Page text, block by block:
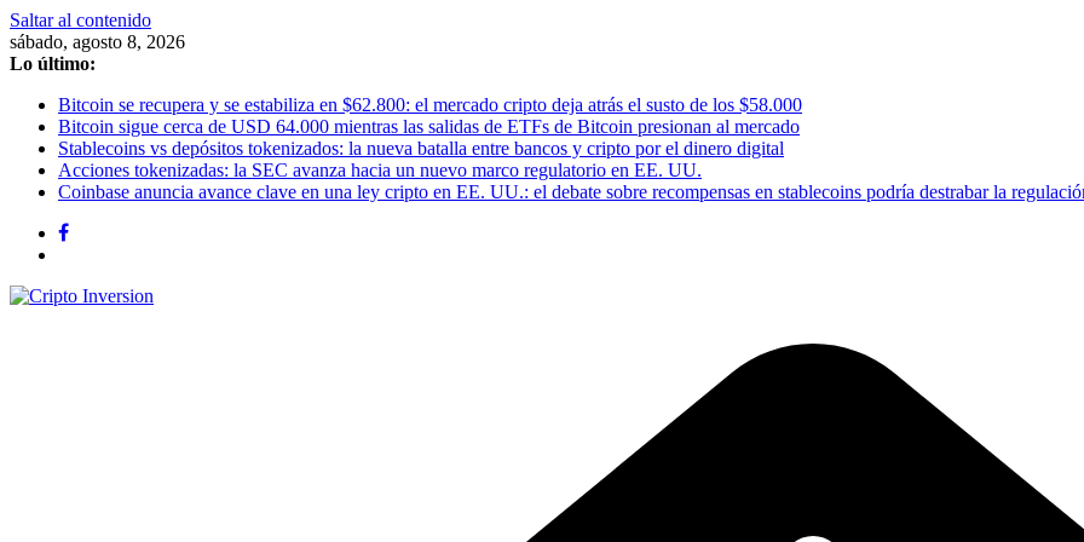
Saltar al contenido
sábado, agosto 8, 2026
Lo último:
Bitcoin se recupera y se estabiliza en $62.800: el mercado cripto deja atrás el susto de los $58.000
Bitcoin sigue cerca de USD 64.000 mientras las salidas de ETFs de Bitcoin presionan al mercado
Stablecoins vs depósitos tokenizados: la nueva batalla entre bancos y cripto por el dinero digital
Acciones tokenizadas: la SEC avanza hacia un nuevo marco regulatorio en EE. UU.
Coinbase anuncia avance clave en una ley cripto en EE. UU.: el debate sobre recompensas en stablecoins podría destrabar la